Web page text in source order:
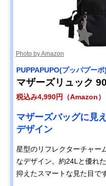
Photo by Amazon
PUPPAPUPO(プッパプーポ)
マザーズリュック
税込み4,990円（Amazon）
マザーズバッグに見
デザイン
星型のリフレクターチャー
なデザイン。約24Lと優れ
抑えたスマートな見た目で